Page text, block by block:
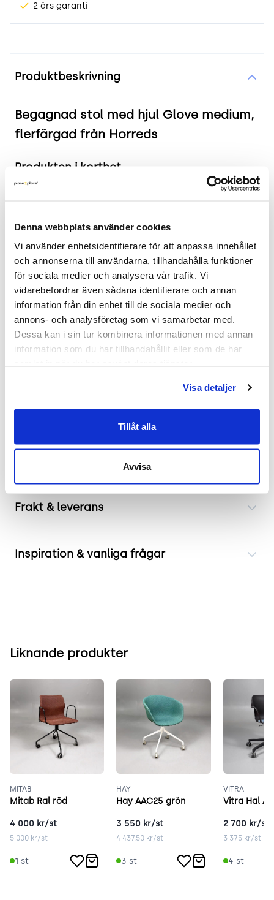
Denna webbplats använder cookies
Vi använder enhetsidentifierare för att anpassa innehållet
och annonserna till användarna, tillhandahålla funktioner
för sociala medier och analysera vår trafik. Vi
vidarebefordrar även sådana identifierare och annan
information från din enhet till de sociala medier och
annons- och analysföretag som vi samarbetar med.
Dessa kan i sin tur kombinera informationen med annan
information som du har tillhandahållit eller som de har
Visa detaljer
Tillåt alla
Avvisa
2 års garanti
Produktbeskrivning
Begagnad stol med hjul Glove medium,
flerfärgad från Horreds
Produkten i korthet
Färg och material: Brunmelerad textil, svart
Mått: Bredd: 62 cm, Djup: 64 cm, Höjd: 98 cm,
Sitthöjd: 46 cm.
Skick: 4/5
2 års garanti
Mer om Glove medium
Begagnad konferensstol från Horreds, modell
Glove medium. Mjuk stoppning ger bekvämt stöd
Brunmelerad textil dämpar ljud och står emot
daglig användning. Tidlös siluett passar både
moderna och klassiska inredningar. Glove medium
Frakt & leverans
Inspiration & vanliga frågar
Liknande produkter
MITAB
Mitab Ral röd
4 000 kr/st
5 000 kr/st
1 st
HAY
Hay AAC25 grön
3 550 kr/st
4 437.50 kr/st
3 st
VITRA
Vitra Hal
2 700 kr/st
3 375kr/st
4 st